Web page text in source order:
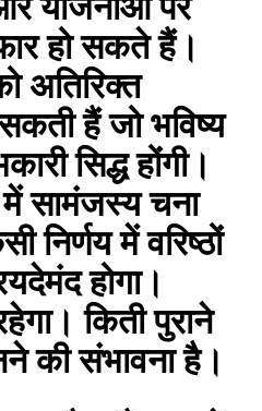
योजनाओं पर
हो सकते हैं।
अतिरिक्त
सकती हैं जो भविष्य
सिद्ध होंगी।
में सामंजस्य चना
निर्णय में वरिष्ठों
होगा।
किती पुराने
की संभावना है।